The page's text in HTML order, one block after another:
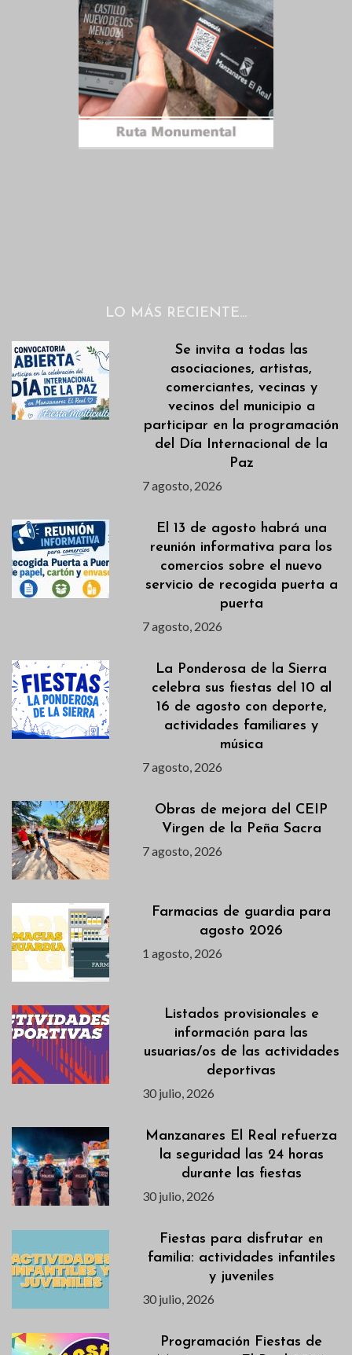
LO MÁS RECIENTE…
Se invita a todas las
asociaciones, artistas,
comerciantes, vecinas y
vecinos del municipio a
participar en la programación
del Día Internacional de la
Paz
7 agosto, 2026
El 13 de agosto habrá una
reunión informativa para los
comercios sobre el nuevo
servicio de recogida puerta a
puerta
7 agosto, 2026
La Ponderosa de la Sierra
celebra sus fiestas del 10 al
16 de agosto con deporte,
actividades familiares y
música
7 agosto, 2026
Obras de mejora del CEIP
Virgen de la Peña Sacra
7 agosto, 2026
Farmacias de guardia para
agosto 2026
1 agosto, 2026
Listados provisionales e
información para las
usuarias/os de las actividades
deportivas
30 julio, 2026
Manzanares El Real refuerza
la seguridad las 24 horas
durante las fiestas
30 julio, 2026
Fiestas para disfrutar en
familia: actividades infantiles
y juveniles
30 julio, 2026
Programación Fiestas de